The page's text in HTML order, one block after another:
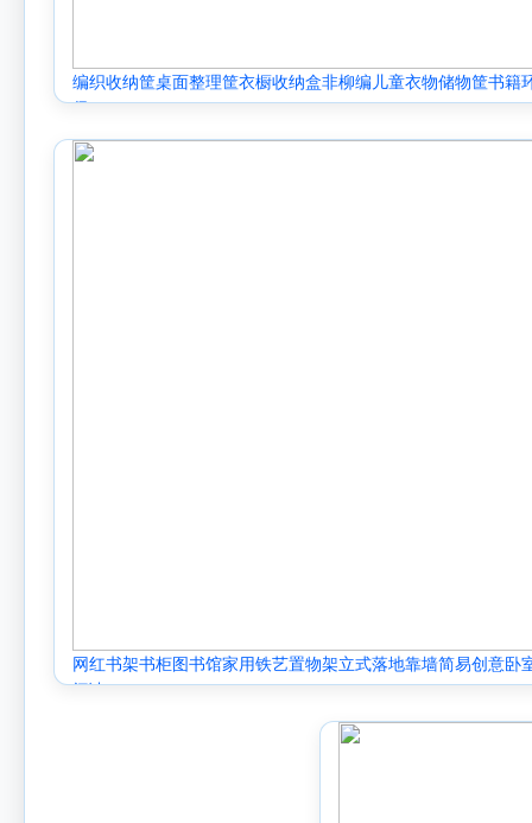
编织收纳筐桌面整理筐衣橱收纳盒非柳编儿童衣物储物筐书籍
保
网红书架书柜图书馆家用铁艺置物架立式落地靠墙简易创意卧
阅读